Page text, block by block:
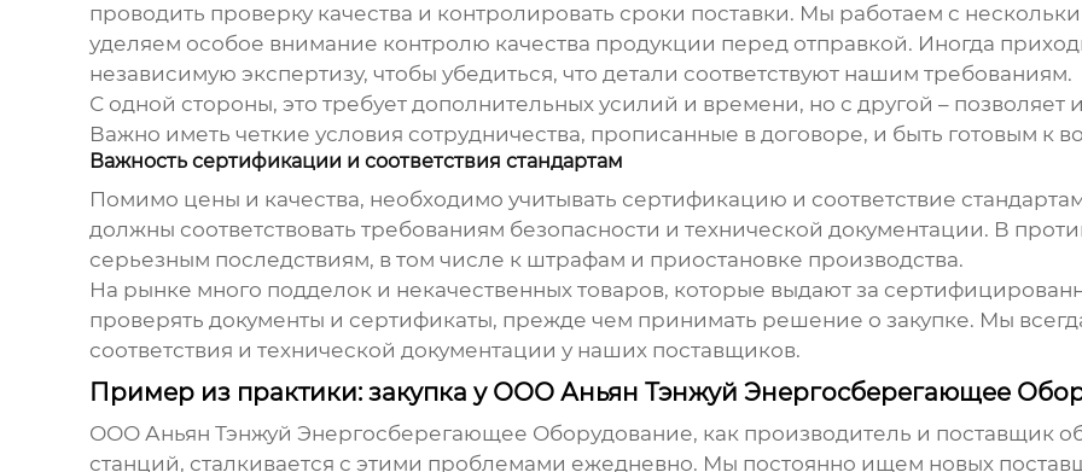
проводить проверку качества и контролировать сроки поставки. Мы работаем с
уделяем особое внимание контролю качества продукции перед отправкой. Иногда
независимую экспертизу, чтобы убедиться, что детали соответствуют нашим требованиям.
С одной стороны, это требует дополнительных усилий и времени, но с другой –
Важно иметь четкие условия сотрудничества, прописанные в договоре, и быть готовым
Важность сертификации и соответствия стандартам
Помимо цены и качества, необходимо учитывать сертификацию и соответствие
должны соответствовать требованиям безопасности и технической документации. В
серьезным последствиям, в том числе к штрафам и приостановке производства.
На рынке много подделок и некачественных товаров, которые выдают за
проверять документы и сертификаты, прежде чем принимать решение о закупке. Мы
соответствия и технической документации у наших поставщиков.
Пример из практики: закупка у ООО Аньян Тэнжуй Энергосберегающее
ООО Аньян Тэнжуй Энергосберегающее Оборудование, как производитель и поставщик
станций, сталкивается с этими проблемами ежедневно. Мы постоянно ищем новых